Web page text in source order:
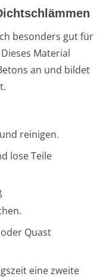
besonders gut für
Material
an und bildet
reinigen.
lose Teile
Quast
eine zweite